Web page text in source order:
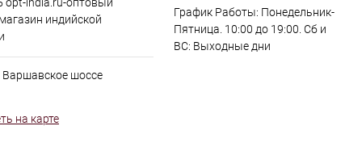
индийской
Варшавское шоссе
на карте
График Работы: Понедельник-
Пятница. 10:00 до 19:00. Сб и
ВС: Выходные дни